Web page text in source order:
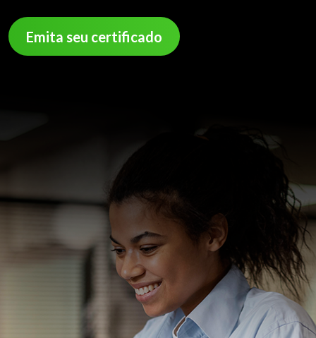
Emita seu certificado